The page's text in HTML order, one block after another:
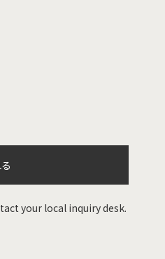
your local inquiry desk.